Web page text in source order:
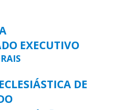
EXECUTIVO
DE